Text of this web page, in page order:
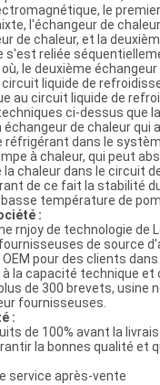
le
l'échangeur de
de chaleur, et la
s'est reliée
le deuxième
liquide de
au circuit liquide de
ci-dessus que
de chaleur qui
réfrigérant dans le
à chaleur, qui peut
chaleur dans le circuit
de ce fait la stabilité
température de
:
rnjoy de technologie de
de source
pour des clients
la capacité technique et
de 300 brevets, usine
fournisseuses.
:
de 100% avant la
la bonnes qualité et
service après-vente